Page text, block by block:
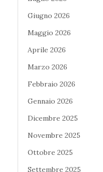
Giugno 2026
Maggio 2026
Aprile 2026
Marzo 2026
Febbraio 2026
Gennaio 2026
Dicembre 2025
Novembre 2025
Ottobre 2025
Settembre 2025